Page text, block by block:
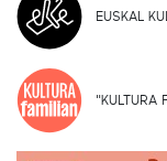
EUSKAL
"KULTURA